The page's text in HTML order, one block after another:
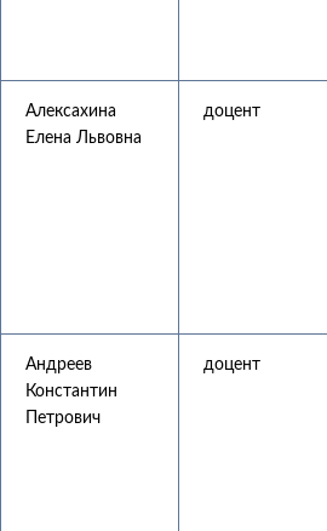
Алексахина
Елена Львовна
доцент
Андреев
Константин
Петрович
доцент